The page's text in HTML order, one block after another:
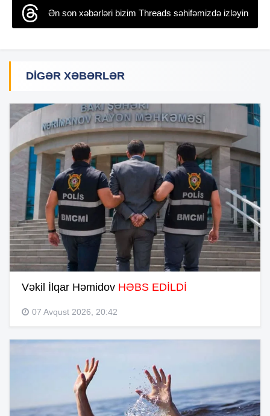
Ən son xəbərləri bizim Threads səhifəmizdə izləyin
DIGƏR XƏBƏRLƏR
Vəkil İlqar Həmidov HƏBS EDİLDİ
07 Avqust 2026, 20:42